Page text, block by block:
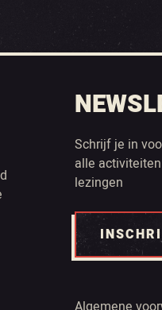
Schrijf je in
alle
lezingen
Algemene